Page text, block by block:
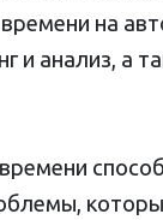
на
и анализ, а